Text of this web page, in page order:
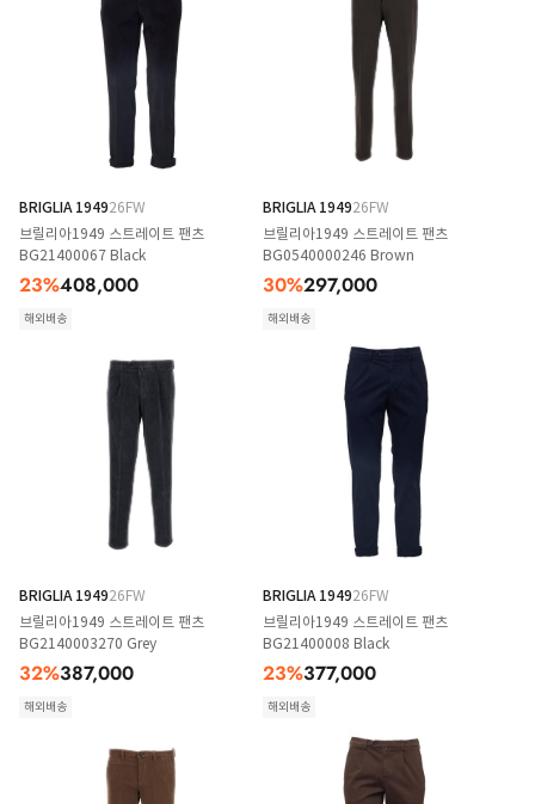
BRIGLIA 194926FW
브릴리아1949 스트레이트 팬츠
BG21400067 Black
23%408,000
해외배송
BRIGLIA 194926FW
브릴리아1949 스트레이트 팬츠
BG0540000246 Brown
30%297,000
해외배송
BRIGLIA 194926FW
브릴리아1949 스트레이트 팬츠
BG2140003270 Grey
32%387,000
해외배송
BRIGLIA 194926FW
브릴리아1949 스트레이트 팬츠
BG21400008 Black
23%377,000
해외배송